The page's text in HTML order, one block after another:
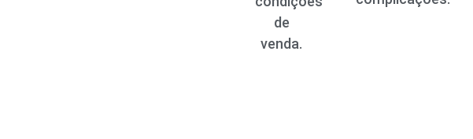
de
venda.